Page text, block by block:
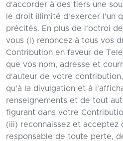
d'accorder à des tiers une
le droit illimité d'exercer l'un
précités. En plus de l'octroi
vous (i) renoncez à tous vos
Contribution en faveur de
que vos nom, adresse et
d'auteur de votre
qu'à la divulgation et à
renseignements et de tout
figurant dans votre
(iii) reconnaissez et acceptez
responsable de toute perte,